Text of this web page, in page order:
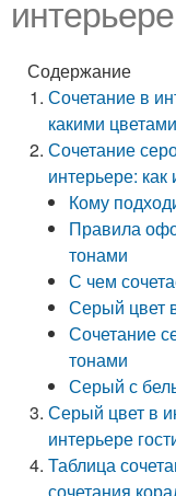
интерьере
Содержание
Сочетание в
какими
Сочетание
интерьере: как
Кому
Правила
тонами
С чем
Серый цвет
Сочетание
тонами
Серый с
Серый цвет в
интерьере
Таблица